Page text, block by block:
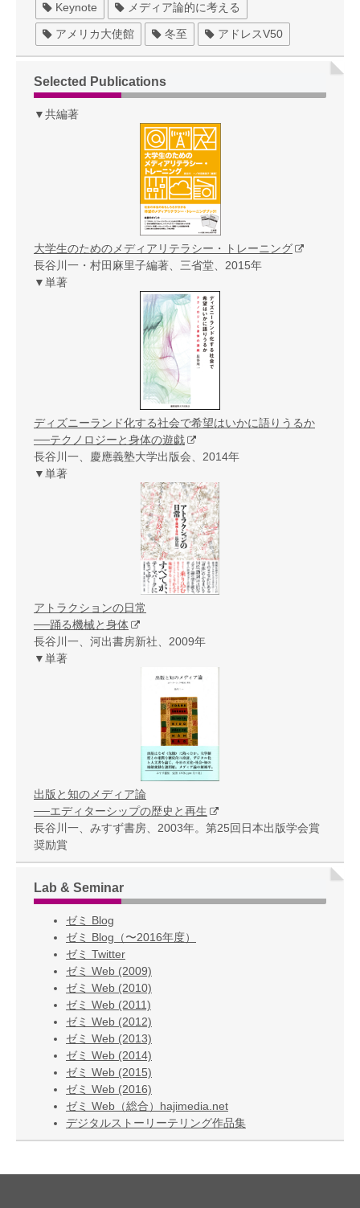
Keynote メディア論的に考える
アメリカ大使館 冬至 アドレスV50
Selected Publications
▼共編著
大学生のためのメディアリテラシー・トレーニング
長谷川一・村田麻里子編著、三省堂、2015年
▼単著
ディズニーランド化する社会で希望はいかに語りうるか
──テクノロジーと身体の遊戯
長谷川一、慶應義塾大学出版会、2014年
▼単著
アトラクションの日常
──踊る機械と身体
長谷川一、河出書房新社、2009年
▼単著
出版と知のメディア論
──エディターシップの歴史と再生
長谷川一、みすず書房、2003年。第25回日本出版学会賞
奨励賞
Lab & Seminar
ゼミ Blog
ゼミ Blog（〜2016年度）
ゼミ Twitter
ゼミ Web (2009)
ゼミ Web (2010)
ゼミ Web (2011)
ゼミ Web (2012)
ゼミ Web (2013)
ゼミ Web (2014)
ゼミ Web (2015)
ゼミ Web (2016)
ゼミ Web（総合）hajimedia.net
デジタルストーリーテリング作品集